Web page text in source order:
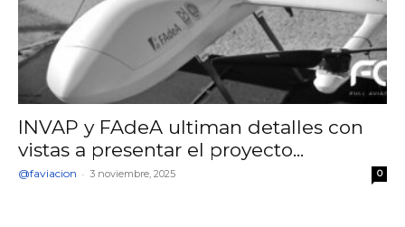
INVAP y FAdeA ultiman detalles con
vistas a presentar el proyecto...
@faviacion - 3 noviembre, 2025 0